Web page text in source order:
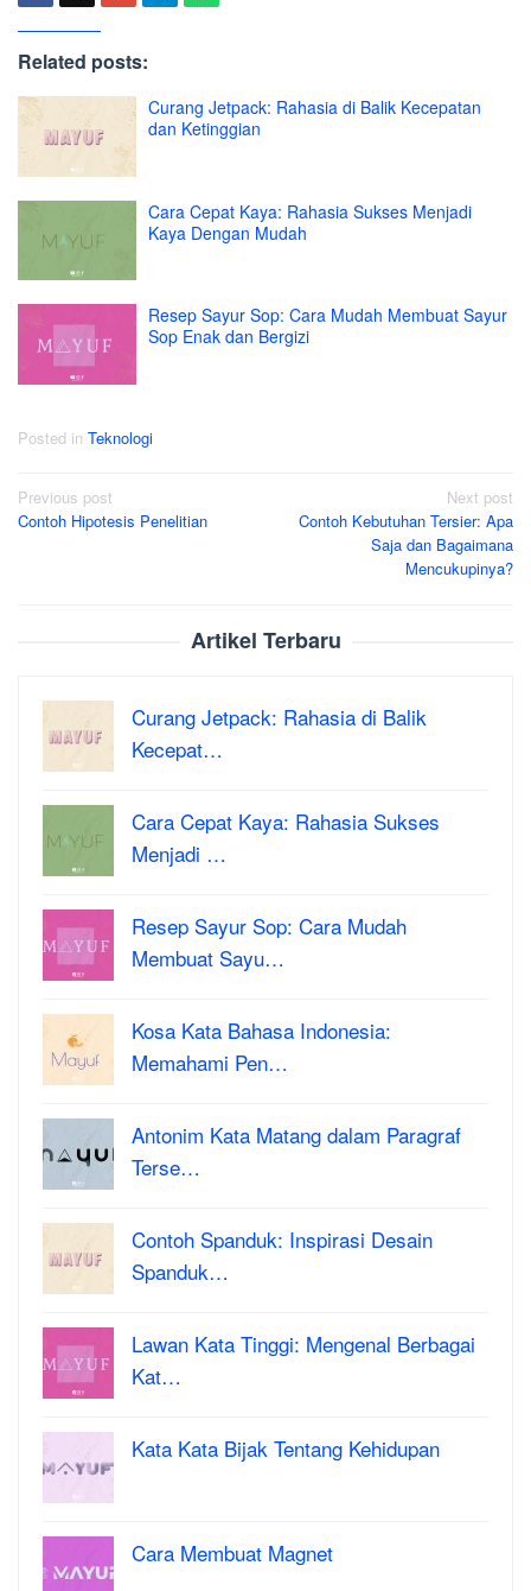
Related posts:
Curang Jetpack: Rahasia di Balik Kecepatan
dan Ketinggian
Cara Cepat Kaya: Rahasia Sukses Menjadi
Kaya Dengan Mudah
Resep Sayur Sop: Cara Mudah Membuat Sayur
Sop Enak dan Bergizi
Posted in Teknologi
Post
navigation
Previous post
Contoh Hipotesis Penelitian
Next post
Contoh Kebutuhan Tersier: Apa
Saja dan Bagaimana
Mencukupinya?
Artikel Terbaru
Curang Jetpack: Rahasia di Balik
Kecepat…
Cara Cepat Kaya: Rahasia Sukses
Menjadi …
Resep Sayur Sop: Cara Mudah
Membuat Sayu…
Kosa Kata Bahasa Indonesia:
Memahami Pen…
Antonim Kata Matang dalam Paragraf
Terse…
Contoh Spanduk: Inspirasi Desain
Spanduk…
Lawan Kata Tinggi: Mengenal Berbagai
Kat…
Kata Kata Bijak Tentang Kehidupan
Cara Membuat Magnet